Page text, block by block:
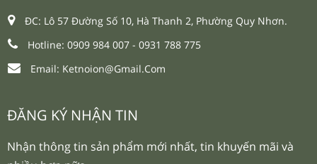
ĐC: Lô 57 Đường Số 10, Hà Thanh 2, Phường Quy Nhơn.
Hotline: 0909 984 007 - 0931 788 775
Email: Ketnoion@gmail.com
ĐĂNG KÝ NHẬN TIN
Nhận thông tin sản phẩm mới nhất, tin khuyến mãi và